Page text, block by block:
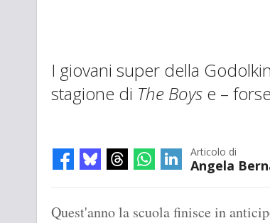
I giovani super della
stagione di The Boys e –
Articolo di
Angela
Quest'anno la scuola finisce in